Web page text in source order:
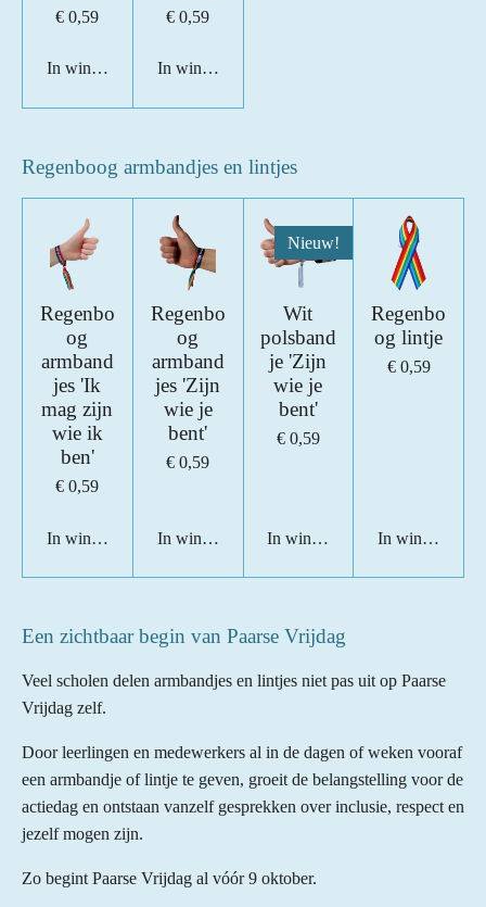
€ 0,59
In winkelwagen
€ 0,59
In winkelwagen
Regenboog armbandjes en lintjes
Regenbo
og
armband
jes 'Ik
mag zijn
wie ik
ben'
€ 0,59
In winkelwagen
Regenbo
og
armband
jes 'Zijn
wie je
bent'
€ 0,59
In winkelwagen
Nieuw!
Wit
polsband
je 'Zijn
wie je
bent'
€ 0,59
In winkelwagen
Regenbo
og lintje
€ 0,59
In
Een zichtbaar begin van Paarse Vrijdag
Veel scholen delen armbandjes en lintjes niet pas uit op Paarse
Vrijdag zelf.
Door leerlingen en medewerkers al in de dagen of weken vooraf
een armbandje of lintje te geven, groeit de belangstelling voor de
actiedag en ontstaan vanzelf gesprekken over inclusie, respect en
jezelf mogen zijn.
Zo begint Paarse Vrijdag al vóór 9 oktober.